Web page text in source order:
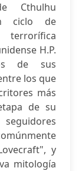
Cthulhu
ciclo de
H.P.
de sus
los que
más
de su
y
mitología